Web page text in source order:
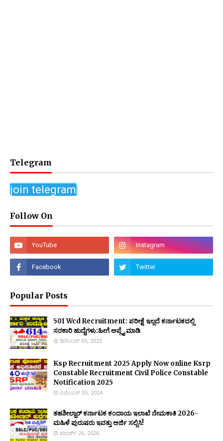
Telegram
join telegram
Follow On
Popular Posts
501 Wcd Recruitment: ಪರೀಕ್ಷೆ ಇಲ್ಲದೆ ಕರ್ನಾಟಕದಲ್ಲಿ
ಸರಕಾರಿ ಹುದ್ದೆಗಳು:ಹೀಗೆ ಅಪ್ಲೈ ಮಾಡಿ
ಡಿಸೆಂಬರ್ 05, 2025
Ksp Recruitment 2025 Apply Now online Ksrp
Constable Recruitment Civil Police Constable
Notification 2025
ನವೆಂಬರ್ 05, 2024
ತಹಶೀಲ್ದಾರ್ ಕರ್ನಾಟಕ ಕಂದಾಯ ಇಲಾಖೆ ನೇಮಕಾತಿ 2026-
ಮಹಿಳೆ ಪುರುಷರು ಇವತ್ತು ಅರ್ಜಿ ಸಲ್ಲಿಸಿ!
ಮಾರ್ಚ್ 26, 2026